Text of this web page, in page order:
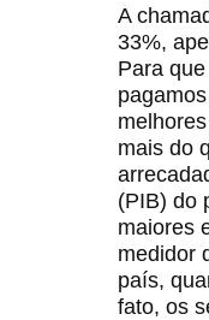
A
33%,
Para
mais do
(PIB) do
maiores
medidor
país,
fato, os